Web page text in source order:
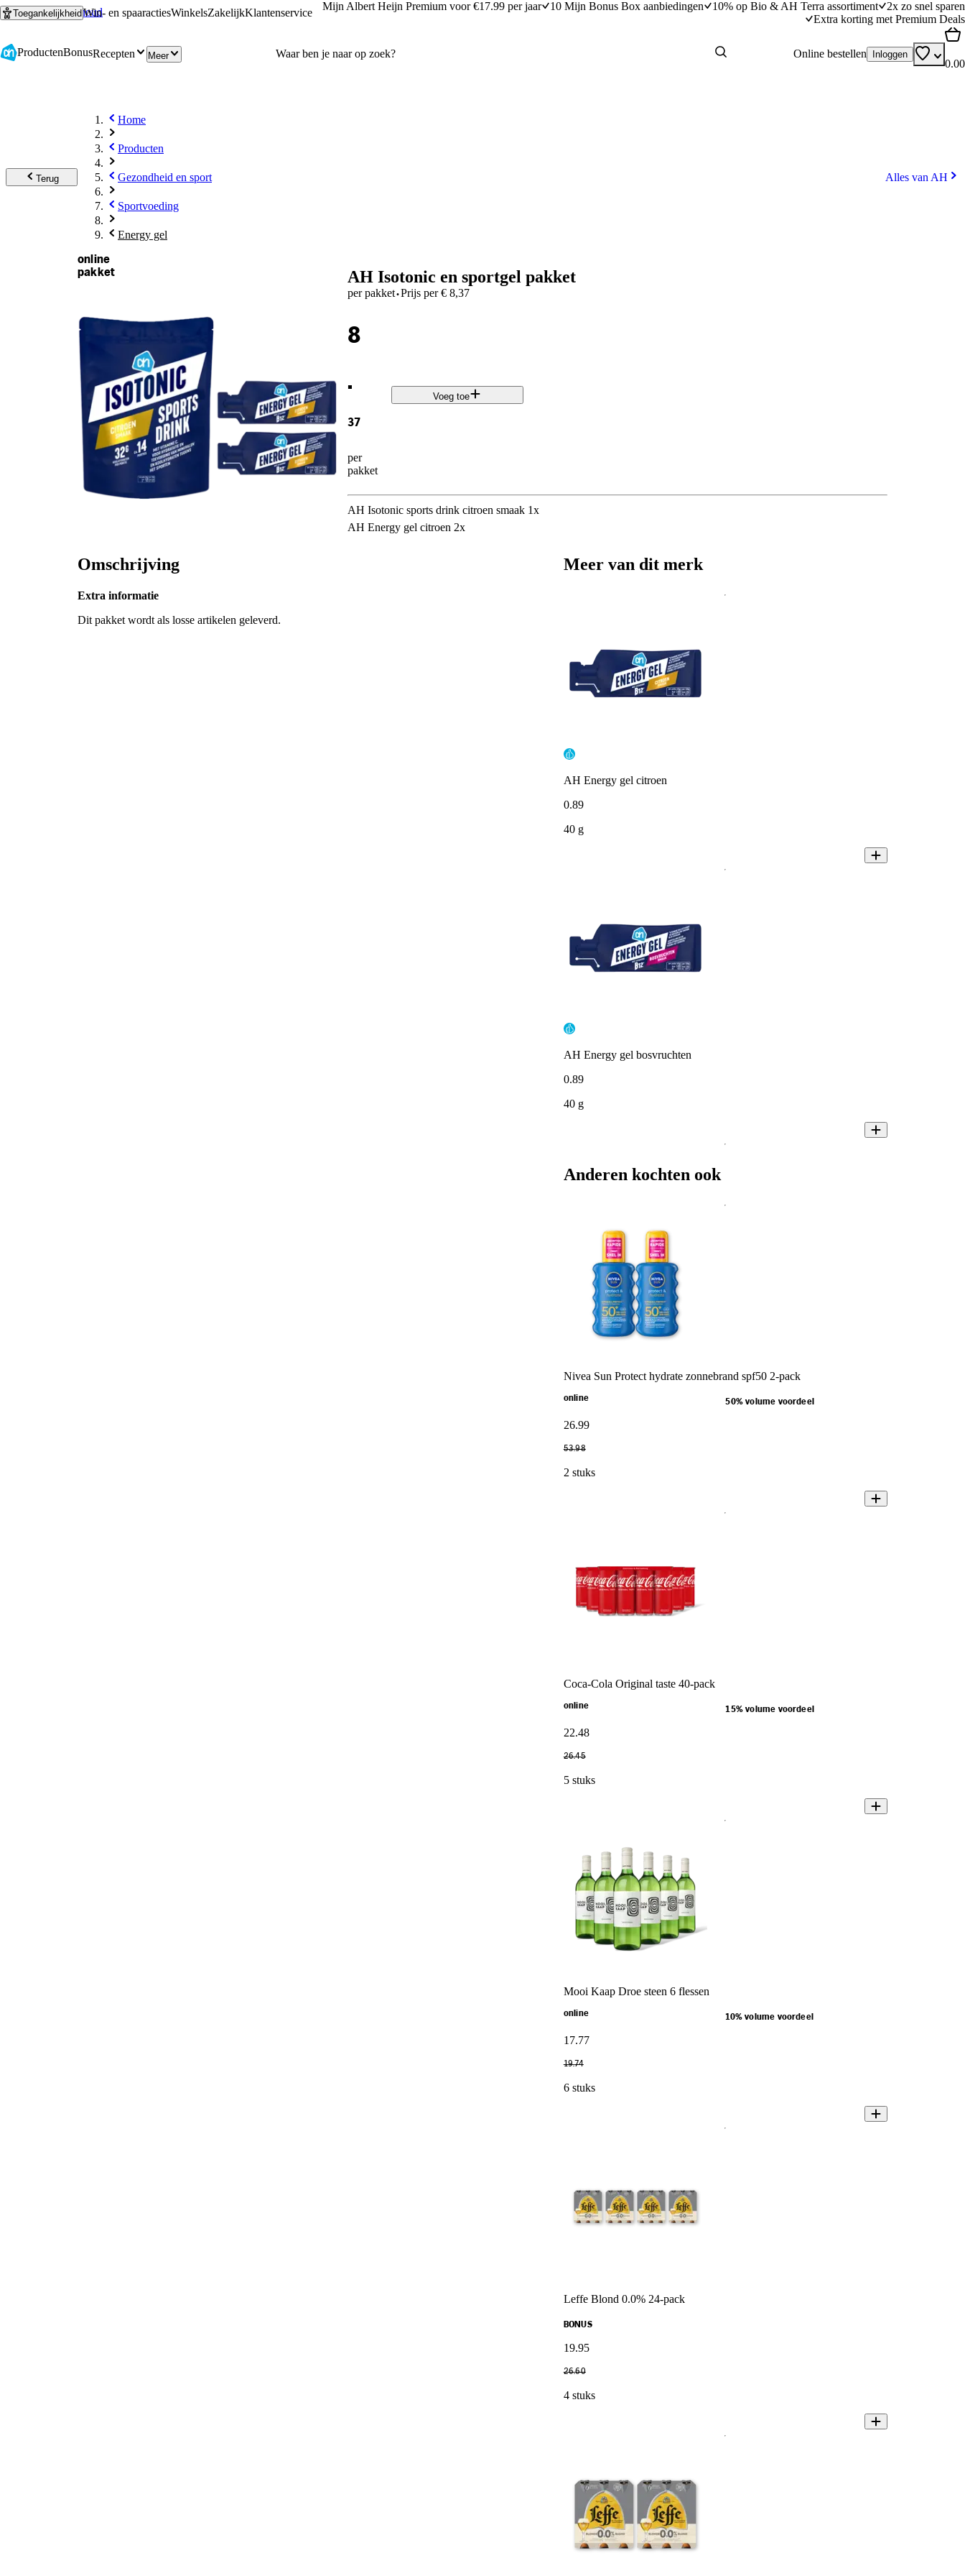
Ga naar hoofdinhoud
Ga naar zoeken
ToegankelijkheidWin- en spaaractiesWinkelsZakelijkKlantenservice
Mijn Albert Heijn Premium voor €17.99 per jaar 10 Mijn Bonus Box aanbiedingen 10% op Bio & AH Terra assortiment
2x zo snel sparen
Extra korting met Premium Deals
ProductenBonusRecepten Meer Online bestellen Inloggen
0.00
Terug
Home
Producten
Gezondheid en sport
Sportvoeding
Energy gel
Alles van AH
online
pakket
AH Isotonic en sportgel pakket
per pakket·Prijs per € 8,37
8
.
37
per
pakket
Voeg toe
AH Isotonic sports drink citroen smaak 1x
AH Energy gel citroen 2x
Omschrijving
Extra informatie
Dit pakket wordt als losse artikelen geleverd.
Meer van dit merk
AH Energy gel citroen
0.89
40 g
AH Energy gel bosvruchten
0.89
40 g
Anderen kochten ook
Nivea Sun Protect hydrate zonnebrand spf50 2-pack
online 50% volume voordeel
26.99
53.98
2 stuks
Coca-Cola Original taste 40-pack
online 15% volume voordeel
22.48
26.45
5 stuks
Mooi Kaap Droe steen 6 flessen
online 10% volume voordeel
17.77
19.74
6 stuks
Leffe Blond 0.0% 24-pack
BONUS
19.95
26.60
4 stuks